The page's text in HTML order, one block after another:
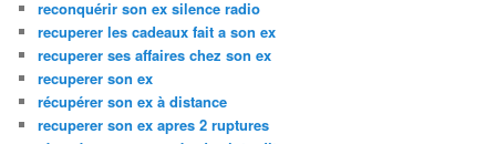
reconquérir son ex silence radio
recuperer les cadeaux fait a son ex
recuperer ses affaires chez son ex
recuperer son ex
récupérer son ex à distance
recuperer son ex apres 2 ruptures